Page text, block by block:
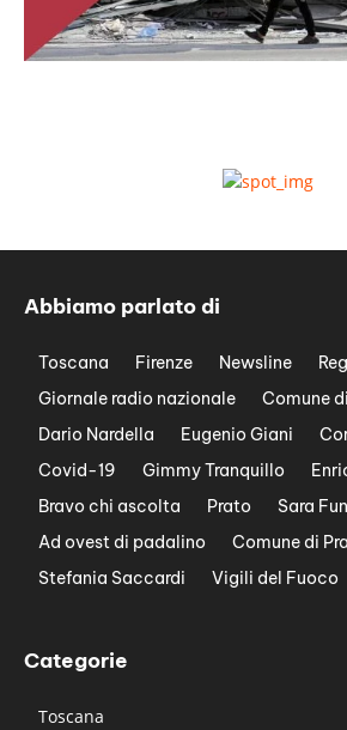
Abbiamo parlato di
Toscana Firenze Newsline
Giornale radio nazionale
Comune
Dario Nardella
Eugenio Giani
Covid-19
Gimmy Tranquillo
Bravo chi ascolta
Prato Sara
Ad ovest di padalino
Comune di
Stefania Saccardi
Vigili del Fuoco
Categorie
Toscana